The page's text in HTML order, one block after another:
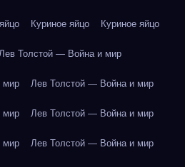
Куриное яйцо Куриное яйцо
Толстой — Война и мир
мир Лев Толстой — Война и мир
мир Лев Толстой — Война и мир
мир Лев Толстой — Война и мир